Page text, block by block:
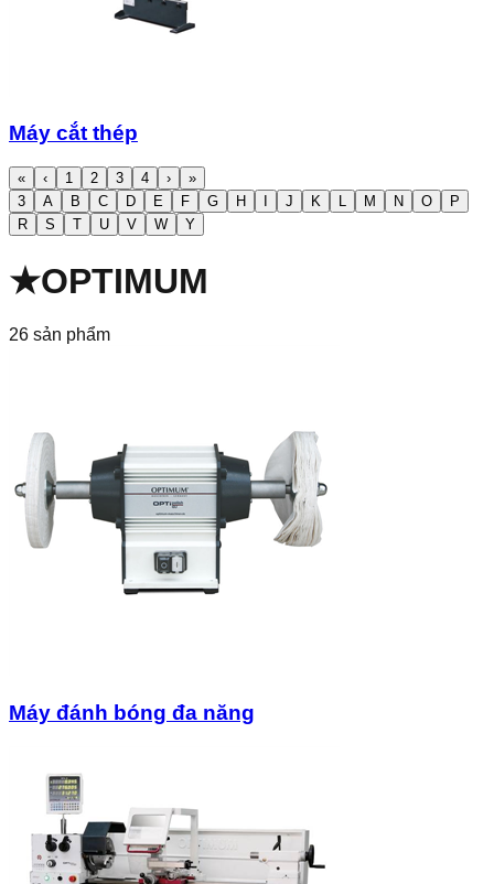
Máy cắt thép
« ‹ 1 2 3 4 ›
»
3
A B C D E F G H J K L M N O
P
R
S T U V W Y
★OPTIMUM
26 sản phẩm
Máy đánh bóng đa năng